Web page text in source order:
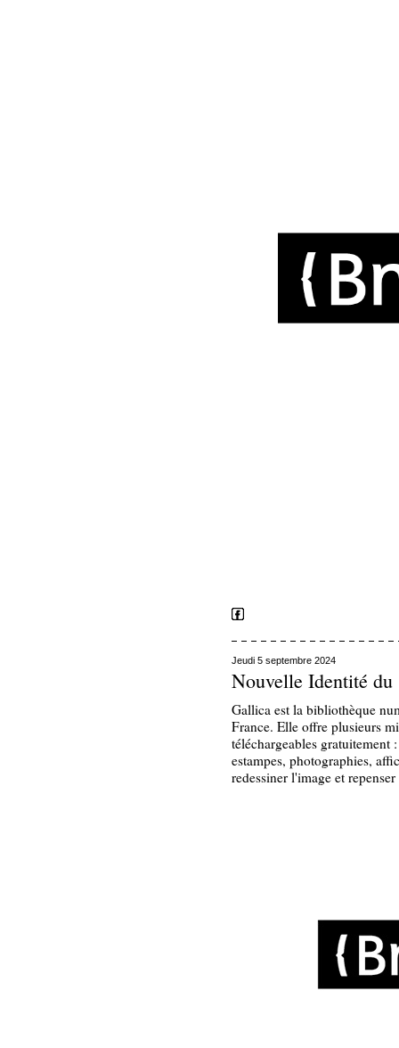
Jeudi 5 septembre 2024
Nouvelle Identité
Gallica est la bibliothèque
France. Elle offre plusieurs
téléchargeables gratuitement
estampes, photographies,
redessiner l'image et